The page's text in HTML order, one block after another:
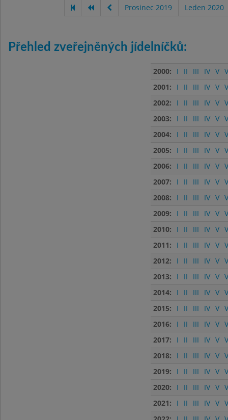
Prosinec 2019 Leden 2020
Přehled zveřejněných jídelníčků:
2000: I II III IV V
2001:
I II III IV V
2002:
I II III IV V
2003:
I II III IV V
2004:
I II III IV V
2005:
I II III IV V
2006:
I II III IV V
2007:
I II III IV V
2008:
I II III IV V
2009:
I II III IV V
2010:
I II III IV V
2011:
I II III IV V
2012:
I II III IV V
2013:
I II III IV V
2014:
I II III IV V
2015:
I II III IV V
2016:
I II III IV V
2017:
I II III IV V
2018:
I II III IV V
2019:
I II III IV V
2020:
I II III IV V
2021:
I II III IV V